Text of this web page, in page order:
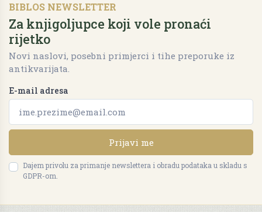
BIBLOS NEWSLETTER
Za knjigoljupce koji vole pronaći
rijetko
Novi naslovi, posebni primjerci i tihe preporuke iz
antikvarijata.
E-mail adresa
Prijavi me
Dajem privolu za primanje newslettera i obradu podataka u skladu s
GDPR-om.